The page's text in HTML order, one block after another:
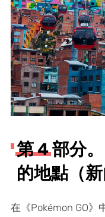
第 4 部分
的地點（新
在《Pokémon GO》